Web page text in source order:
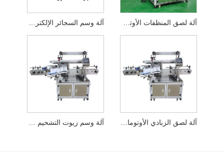
آلة وسم السجائر الإلكترونية الأوتوماتيكية آلة لصق المنظفات الأوتوماتيكية